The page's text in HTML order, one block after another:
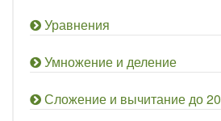
Уравнения
Умножение и деление
Сложение и вычитание до 20